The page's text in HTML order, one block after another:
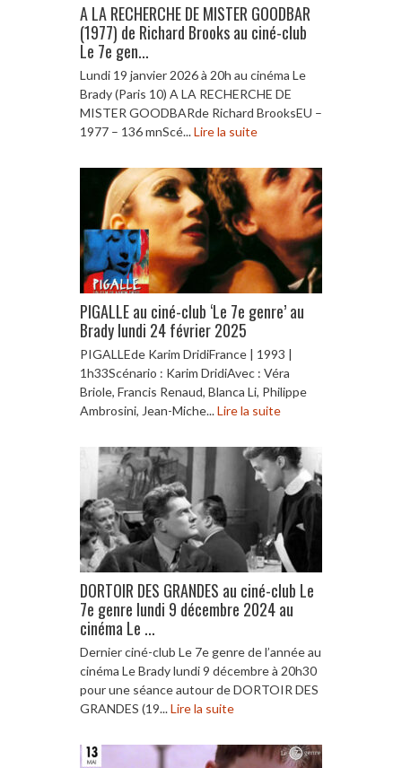
A LA RECHERCHE DE MISTER GOODBAR
(1977) de Richard Brooks au ciné-club
Le 7e gen...
Lundi 19 janvier 2026 à 20h au cinéma Le
Brady (Paris 10) A LA RECHERCHE DE
MISTER GOODBARde Richard BrooksEU –
1977 – 136 mnScé...Lire la suite
PIGALLE au ciné-club ‘Le 7e genre’ au
Brady lundi 24 février 2025
PIGALLEde Karim DridiFrance | 1993 |
1h33Scénario : Karim DridiAvec : Véra
Briole, Francis Renaud, Blanca Li, Philippe
Ambrosini, Jean-Miche...Lire la suite
DORTOIR DES GRANDES au ciné-club Le
7e genre lundi 9 décembre 2024 au
cinéma Le ...
Dernier ciné-club Le 7e genre de l’année au
cinéma Le Brady lundi 9 décembre à 20h30
pour une séance autour de DORTOIR DES
GRANDES (19...Lire la suite